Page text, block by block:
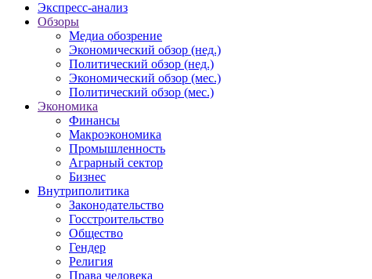
Экспресс-анализ
Обзоры
Медиа обозрение
Экономический обзор (нед.)
Политический обзор (нед.)
Экономический обзор (мес.)
Политический обзор (мес.)
Экономика
Финансы
Макроэкономика
Промышленность
Аграрный сектор
Бизнес
Внутриполитика
Законодательство
Госстроительство
Общество
Гендер
Религия
Права человека